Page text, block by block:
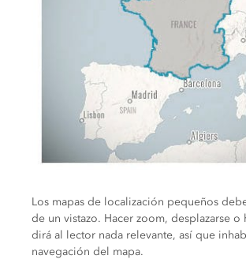
Los mapas de localización pequeños
de un vistazo. Hacer zoom, desplazarse
dirá al lector nada relevante, así que
navegación del mapa.